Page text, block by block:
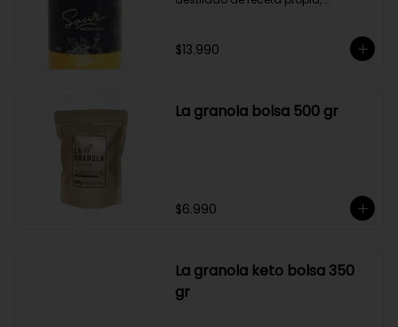
Características:
duración es de 12 meses a partir de
$13.990
La granola bolsa 500 gr
$6.990
La granola keto bolsa 350
gr